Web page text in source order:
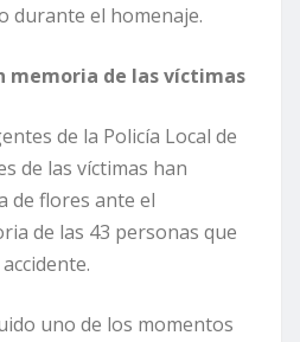
durante el homenaje.
memoria de las víctimas
de la Policía Local de
de las víctimas han
de flores ante el
de las 43 personas que
uno de los momentos